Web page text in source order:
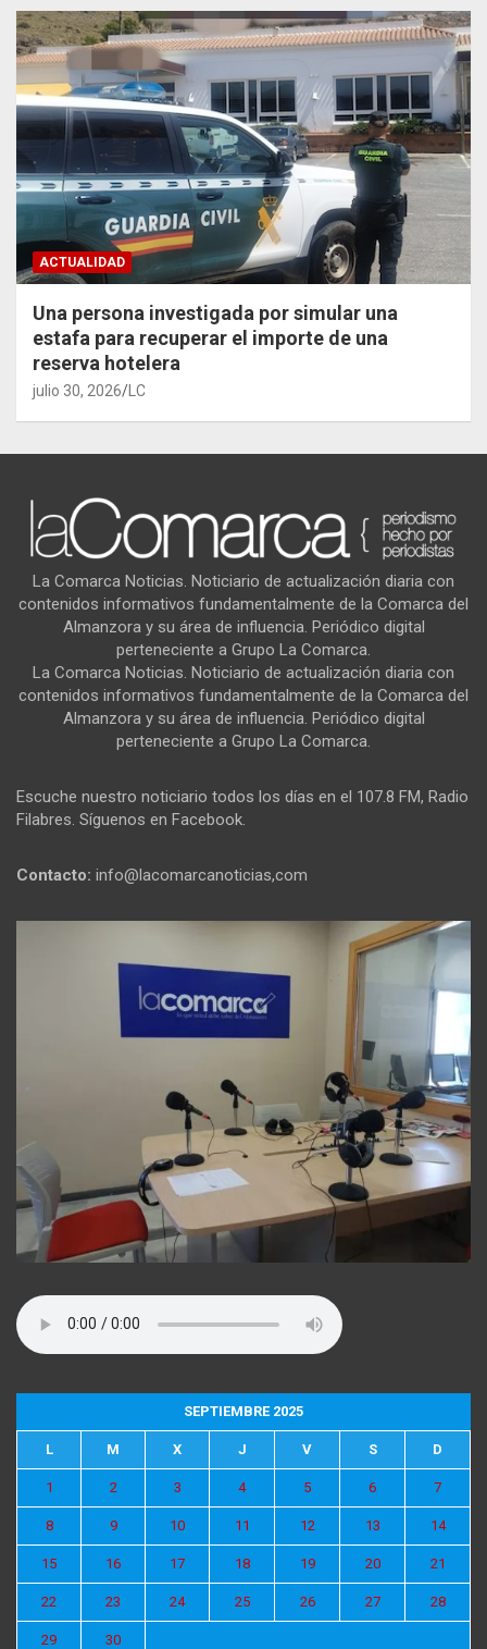
ACTUALIDAD
Una persona investigada por simular una
estafa para recuperar el importe de una
reserva hotelera
julio 30, 2026 LC
La Comarca Noticias. Noticiario de actualización diaria con
contenidos informativos fundamentalmente de la Comarca del
Almanzora y su área de influencia. Periódico digital
perteneciente a Grupo La Comarca.
La Comarca Noticias. Noticiario de actualización diaria con
contenidos informativos fundamentalmente de la Comarca del
Almanzora y su área de influencia. Periódico digital
perteneciente a Grupo La Comarca.
Escuche nuestro noticiario todos los días en el 107.8 FM, Radio
Filabres. Síguenos en Facebook.
Contacto: info@lacomarcanoticias,com
SEPTIEMBRE 2025
L M X J V S D
1 2 3 4 5 6 7
8 9 10 11 12 13 14
15 16 17 18 19 20 21
22 23 24 25 26 27 28
29 30